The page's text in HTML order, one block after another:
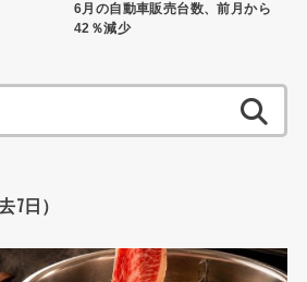
6月の自動車販売台数、前月から
42％減少
索:
7日）